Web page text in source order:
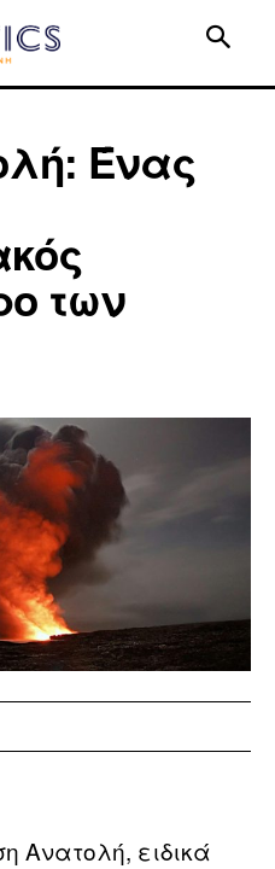
Ένας
των
Ανατολή, ειδικά